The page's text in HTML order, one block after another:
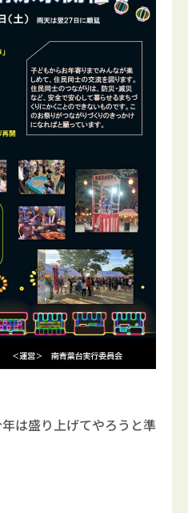
は盛り上げてやろうと準